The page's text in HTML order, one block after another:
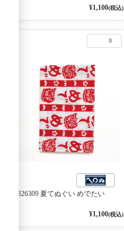
¥1,100(税込)
0
6326309 夏てぬぐい めでたい
¥1,100(税込)